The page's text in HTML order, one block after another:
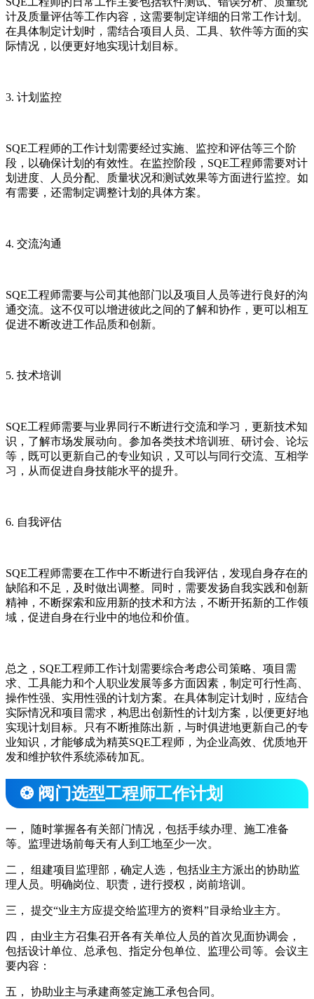
计及质量评估等工作内容，这需要制定详细的日常工作计划。
在具体制定计划时，需结合项目人员、工具、软件等方面的实
际情况，以便更好地实现计划目标。
3. 计划监控
SQE工程师的工作计划需要经过实施、监控和评估等三个阶
段，以确保计划的有效性。在监控阶段，SQE工程师需要对计
划进度、人员分配、质量状况和测试效果等方面进行监控。如
有需要，还需制定调整计划的具体方案。
4. 交流沟通
SQE工程师需要与公司其他部门以及项目人员等进行良好的沟
通交流。这不仅可以增进彼此之间的了解和协作，更可以相互
促进不断改进工作品质和创新。
5. 技术培训
SQE工程师需要与业界同行不断进行交流和学习，更新技术知
识，了解市场发展动向。参加各类技术培训班、研讨会、论坛
等，既可以更新自己的专业知识，又可以与同行交流、互相学
习，从而促进自身技能水平的提升。
6. 自我评估
SQE工程师需要在工作中不断进行自我评估，发现自身存在的
缺陷和不足，及时做出调整。同时，需要发扬自我实践和创新
精神，不断探索和应用新的技术和方法，不断开拓新的工作领
域，促进自身在行业中的地位和价值。
总之，SQE工程师工作计划需要综合考虑公司策略、项目需
求、工具能力和个人职业发展等多方面因素，制定可行性高、
操作性强、实用性强的计划方案。在具体制定计划时，应结合
实际情况和项目需求，构思出创新性的计划方案，以便更好地
实现计划目标。只有不断推陈出新，与时俱进地更新自己的专
业知识，才能够成为精英SQE工程师，为企业高效、优质地开
发和维护软件系统添砖加瓦。
❂ 阀门选型工程师工作计划
一， 随时掌握各有关部门情况，包括手续办理、施工准备
等。监理进场前每天有人到工地至少一次。
二， 组建项目监理部，确定人选，包括业主方派出的协助监
理人员。明确岗位、职责，进行授权，岗前培训。
三， 提交“业主方应提交给监理方的资料”目录给业主方。
四， 由业主方召集召开各有关单位人员的首次见面协调会，
包括设计单位、总承包、指定分包单位、监理公司等。会议主
要内容：
五， 协助业主与承建商签定施工承包合同。